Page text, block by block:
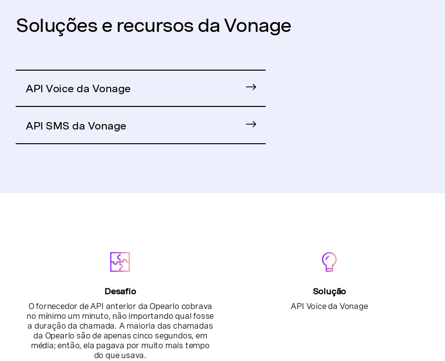
Soluções e recursos da Vonage
API Voice da Vonage
API SMS da Vonage
Desafio
O fornecedor de API anterior da Opearlo cobrava
no mínimo um minuto, não importando qual fosse
a duração da chamada. A maioria das chamadas
da Opearlo são de apenas cinco segundos, em
média; então, ela pagava por muito mais tempo
do que usava.
Solução
API Voice da Vonage